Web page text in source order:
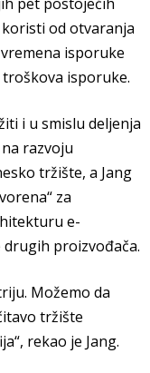
od otvaranja
isporuke
isporuke.
i u smislu deljenja
razvoju
tržište, a Jang
za
e-
proizvođača.
Možemo da
tržište
rekao je Jang.